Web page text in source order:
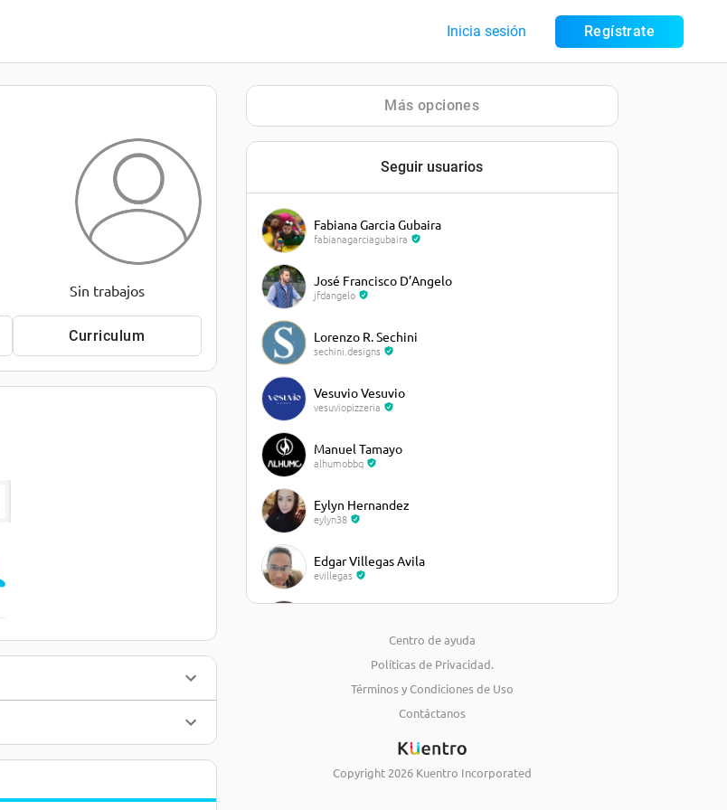
Inicia sesión Regístrate
Sin trabajos
Curriculum
Más opciones
Seguir usuarios
Fabiana Garcia Gubaira
fabianagarciagubaira
José Francisco D’Angelo
jfdangelo
Lorenzo R. Sechini
sechini.designs
Vesuvio Vesuvio
vesuviopizzeria
Manuel Tamayo
alhumobbq
Eylyn Hernandez
eylyn38
Edgar Villegas Avila
evillegas
Miguel Marval
marval21
Centro de ayuda
Políticas de Privacidad.
Términos y Condiciones de Uso
Contáctanos
Copyright 2026 Kuentro Incorporated